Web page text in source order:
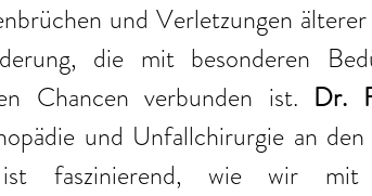
und Verletzungen
die mit besonderen
Chancen verbunden ist. Dr.
und Unfallchirurgie an den
faszinierend, wie wir mit